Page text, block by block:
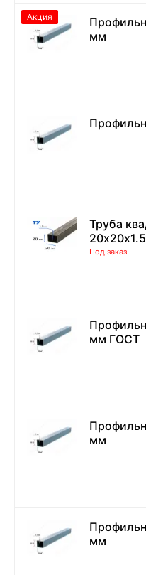
мм
Акция
Труба
Под заказ
мм ГОСТ
мм
мм